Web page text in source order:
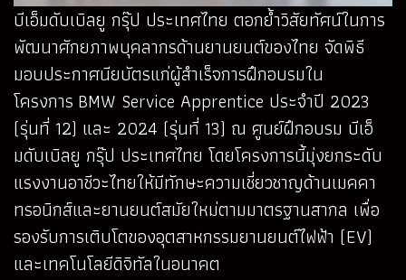
บีเอ็มดับเบิลยู กรุ๊ป ประเทศไทย ตอกย้ำวิสัยทัศน์ในการ
พัฒนาศักยภาพบุคลากรด้านยานยนต์ของไทย จัดพิธี
มอบประกาศนียบัตรแก่ผู้สำเร็จการฝึกอบรมใน
โครงการ BMW Service Apprentice ประจำปี 2023
(รุ่นที่ 12) และ 2024 (รุ่นที่ 13) ณ ศูนย์ฝึกอบรม บีเอ็
มดับเบิลยู กรุ๊ป ประเทศไทย โดยโครงการนี้มุ่งยกระดับ
แรงงานอาชีวะไทยให้มีทักษะความเชี่ยวชาญด้านเมคคา
ทรอนิกส์และยานยนต์สมัยใหม่ตามมาตรฐานสากล เพื่อ
รองรับการเติบโตของอุตสาหกรรมยานยนต์ไฟฟ้า (EV)
และเทคโนโลยีดิจิทัลในอนาคต